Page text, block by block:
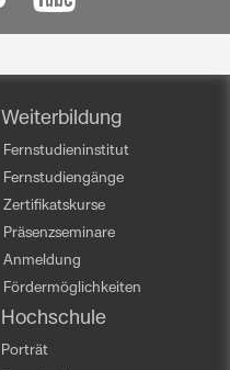
Weiterbildung
Fernstudieninstitut
Fernstudiengänge
Zertifikatskurse
Präsenzseminare
Anmeldung
Fördermöglichkeiten
Hochschule
Porträt